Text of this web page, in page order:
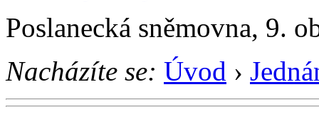
Poslanecká sněmovna, 9.
Nacházíte se: Úvod ›